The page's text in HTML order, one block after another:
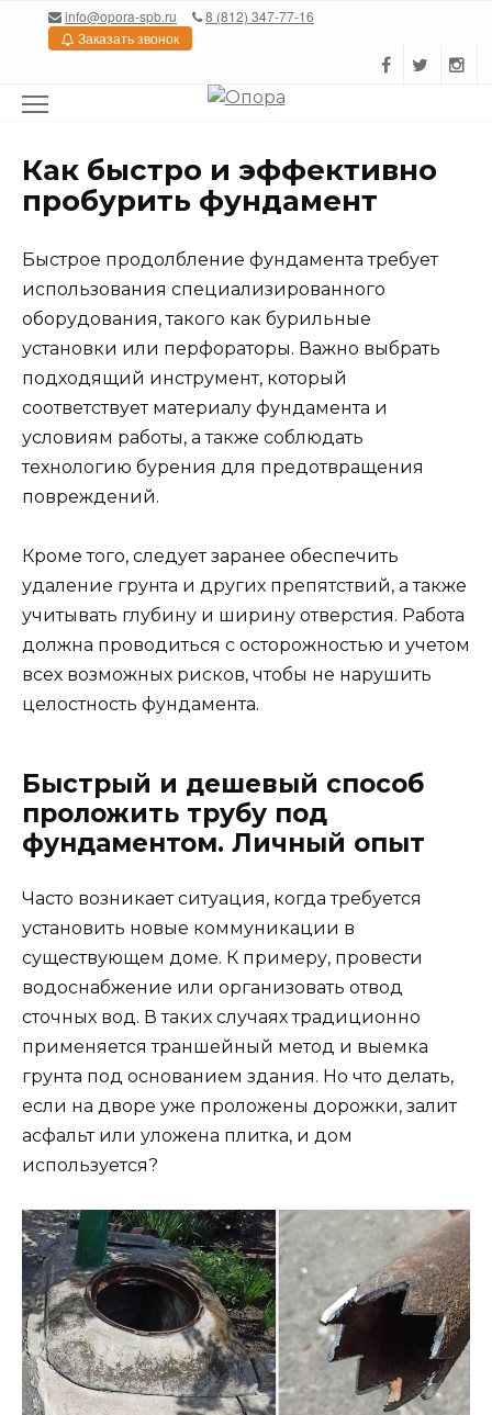
Перейтиinfo@opora-spb.ru
8 (812) 347-77-16
Заказать звонок
Как быстро и эффективно
пробурить фундамент
Быстрое продолбление фундамента требует
использования специализированного
оборудования, такого как бурильные
установки или перфораторы. Важно выбрать
подходящий инструмент, который
соответствует материалу фундамента и
условиям работы, а также соблюдать
технологию бурения для предотвращения
повреждений.
Кроме того, следует заранее обеспечить
удаление грунта и других препятствий, а также
учитывать глубину и ширину отверстия. Работа
должна проводиться с осторожностью и учетом
всех возможных рисков, чтобы не нарушить
целостность фундамента.
Быстрый и дешевый способ
проложить трубу под
фундаментом. Личный опыт
Часто возникает ситуация, когда требуется
установить новые коммуникации в
существующем доме. К примеру, провести
водоснабжение или организовать отвод
сточных вод. В таких случаях традиционно
применяется траншейный метод и выемка
грунта под основанием здания. Но что делать,
если на дворе уже проложены дорожки, залит
асфальт или уложена плитка, и дом
используется?